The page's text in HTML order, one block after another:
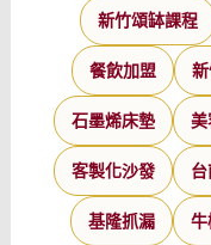
新竹頌缽課程
餐飲加盟
石墨烯床墊 美
客製化沙發
基隆抓漏 牛